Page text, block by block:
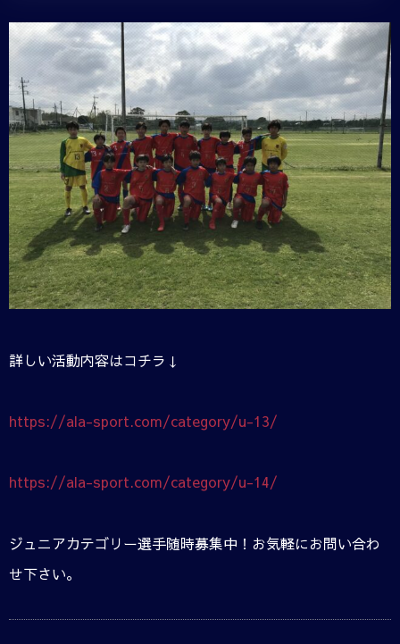
詳しい活動内容はコチラ↓
https://ala-sport.com/category/u-13/
https://ala-sport.com/category/u-14/
ジュニアカテゴリー選手随時募集中！お気軽にお問い合わ
せ下さい。